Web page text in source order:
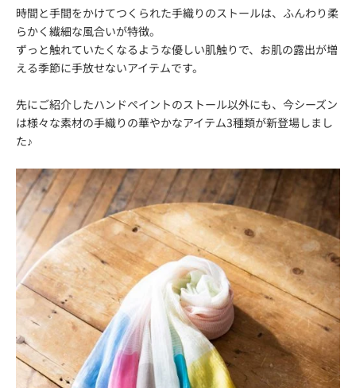
時間と手間をかけてつくられた手織りのストールは、ふんわり柔
らかく繊細な風合いが特徴。
ずっと触れていたくなるような優しい肌触りで、お肌の露出が増
える季節に手放せないアイテムです。
先にご紹介したハンドペイントのストール以外にも、今シーズン
は様々な素材の手織りの華やかなアイテム3種類が新登場しまし
た♪